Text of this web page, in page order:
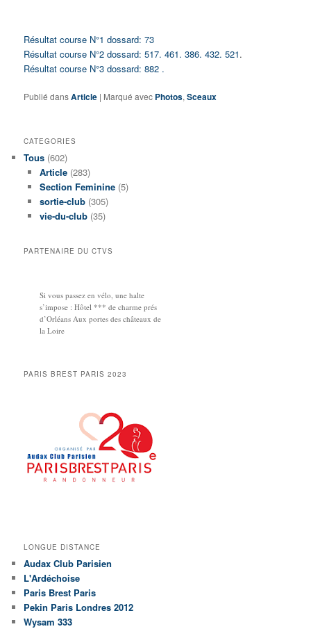
Résultat course N°1 dossard: 73
Résultat course N°2 dossard: 517. 461. 386. 432. 521.
Résultat course N°3 dossard: 882 .
Publié dansArticle | Marqué avec Photos,Sceaux
CATEGORIES
Tous (602)
Article(283)
Section Feminine(5)
sortie-club(305)
vie-du-club(35)
PARTENAIRE DU CTVS
Si vous passez en vélo, une halte
s’impose : Hôtel *** de charme prés
d’Orléans Aux portes des châteaux de
la Loire
PARIS BREST PARIS 2023
LONGUE DISTANCE
Audax Club Parisien
L'Ardéchoise
Paris Brest Paris
Pekin Paris Londres 2012
Wysam 333